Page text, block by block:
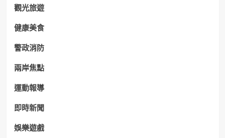
觀光旅遊
健康美食
警政消防
兩岸焦點
運動報導
即時新聞
娛樂遊戲